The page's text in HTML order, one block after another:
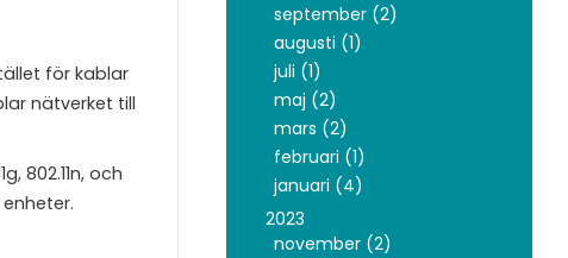
för kablar
nätverket till
802.11n, och
september (2)
augusti (1)
juli (1)
maj (2)
mars (2)
februari (1)
januari (4)
2023
november (2)